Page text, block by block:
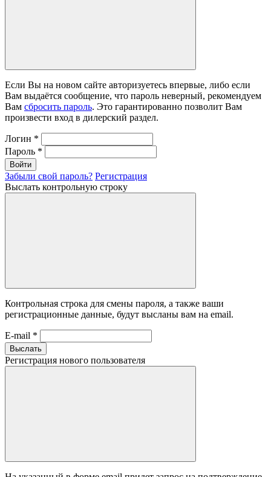
Если Вы на новом сайте авторизуетесь впервые, либо если
Вам выдаётся сообщение, что пароль неверный, рекомендуем
Вам сбросить пароль. Это гарантированно позволит Вам
произвести вход в дилерский раздел.
Логин *
Пароль *
Войти
Забыли свой пароль? Регистрация
Выслать контрольную строку
Контрольная строка для смены пароля, а также ваши
регистрационные данные, будут высланы вам на email.
E-mail *
Выслать
Регистрация нового пользователя